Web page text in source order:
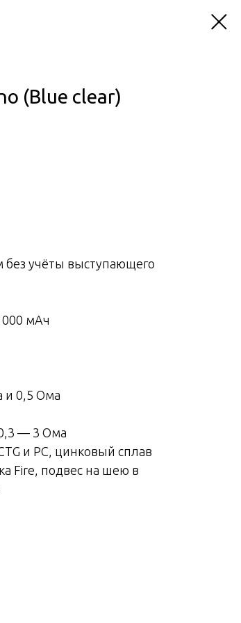
(Blue clear)
учёты выступающего
мАч
и 0,5 Ома
— 3 Ома
и PC, цинковый сплав
Fire, подвес на шею в